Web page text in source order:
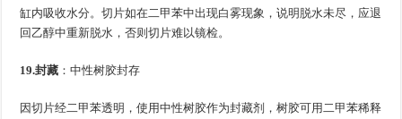
缸内吸收水分。切片如在二甲苯中出现白雾现象，说明脱水未尽，应退
回乙醇中重新脱水，否则切片难以镜检。
19.封藏 ：中性树胶封存
因切片经二甲苯透明，使用中性树胶作为封藏剂，树胶可用二甲苯稀释